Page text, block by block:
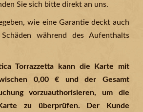
Sie sich bitte direkt an uns.
wie eine Garantie deckt auch
während des Aufenthalts
Torrazzetta kann die Karte mit
0,00 € und der Gesamt
vorzuauthorisieren, um die
zu überprüfen. Der Kunde